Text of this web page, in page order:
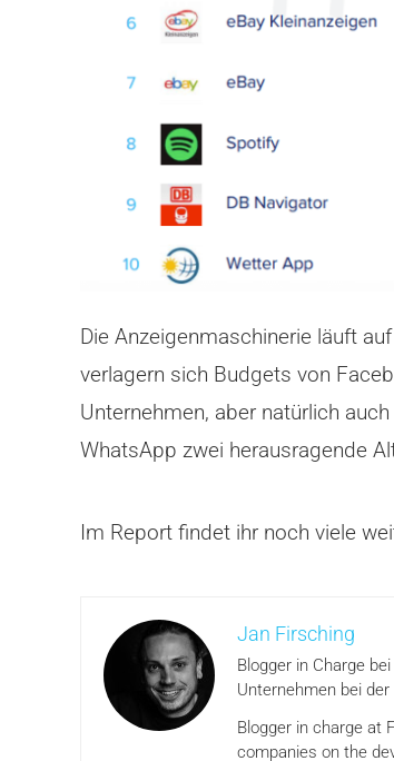
Die Anzeigenmaschinerie läuft
verlagern sich Budgets von
Unternehmen, aber natürlich
WhatsApp zwei herausragende
Im Report findet ihr noch viele
Jan Firsching
Blogger in Charge
Unternehmen bei
Blogger in charge at
companies on the